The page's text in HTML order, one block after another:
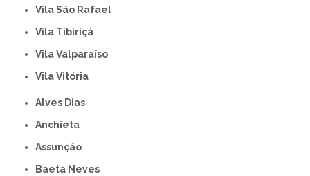
Vila São Rafael
Vila Tibiriçá
Vila Valparaíso
Vila Vitória
Alves Dias
Anchieta
Assunção
Baeta Neves